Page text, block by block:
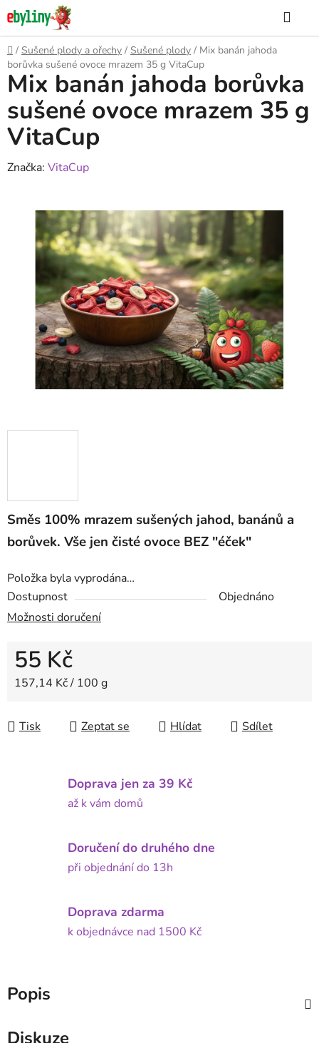
Přejít
na
obsah
Domů
/ Sušené plody a ořechy / Sušené plody / Mix banán jahoda
borůvka sušené ovoce mrazem 35 g VitaCup
Směs 100% mrazem sušených jahod, banánů a
borůvek. Vše jen čisté ovoce BEZ "éček"
Položka byla vyprodána…
Dostupnost
Objednáno
Možnosti doručení
55 Kč
Měrná cena:
157,14 Kč / 100 g
Tisk Zeptat se Hlídat Sdílet
Mix banán jahoda borůvka
sušené ovoce mrazem 35 g
VitaCup
Značka: VitaCup
Doprava jen za 39 Kč
až k vám domů
Doručení do druhého dne
při objednání do 13h
Doprava zdarma
k objednávce nad 1500 Kč
Popis
Diskuze